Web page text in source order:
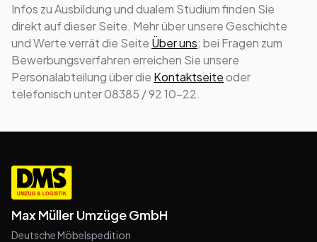
Infos zu Ausbildung und dualem Studium finden Sie
direkt auf dieser Seite. Mehr über unsere Geschichte
und Werte verrät die Seite Über uns; bei Fragen zum
Bewerbungsverfahren erreichen Sie unsere
Personalabteilung über die Kontaktseiteoder
telefonisch unter 08385 / 92 10-22.
Max Müller Umzüge GmbH
Deutsche Möbelspedition